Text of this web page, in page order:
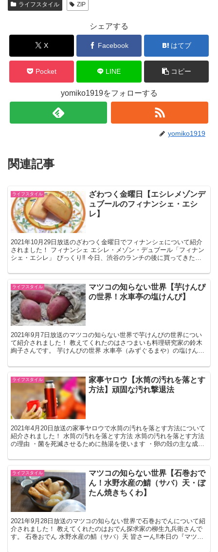
ライフスタイル ZIP
シェアする
X Facebook はてブ
Pocket LINE コピー
yomiko1919をフォローする
yomiko1919
関連記事
ライフスタイル
ざわつく金曜日【エシレメゾンデ
ュブールのフィナンシェ・エシ
レ】
2021年10月29日放送のざわつく金曜日でフィナンシェについて紹介
されました！ フィナンシェ エシレ・メゾン・デュブール「フィナン
シェ・エシレ」 びっくり‼️ 今日、渋谷のランチの後に買ってきたよ
ライフスタイル
マツコの知らない世界【芋けんぴ
の世界！水車亭の塩けんぴ】
2021年9月7日放送のマツコの知らない世界で芋けんぴの世界につい
て紹介されました！ 教えてくれたのはさつまいも料理研究家の鈴木
絢子さんです。 芋けんぴの世界 水車亭（みずぐるまや）の塩けんぴ
ライフスタイル
家事ヤロウ【水筒の汚れを落とす
方法】頑固な汚れ撃退法
2021年4月20日放送の家事ヤロウで水筒の汚れを落とす方法について
紹介されました！ 水筒の汚れを落とす方法 水筒の汚れを落とす方法
の理由 ・菌を死滅させるために熱湯を使います ・卵の殻の主な成分
ライフスタイル
マツコの知らない世界【石巻おで
ん！水野水産の鯖（サバ）天・ぼ
たん焼きちくわ】
2021年9月28日放送のマツコの知らない世界で石巻おでんについて紹
介されました！ 教えてくれたのはおでん探求家の柳生九兵衛さんで
す。 石巻おでん 水野水産の鯖（サバ）天 皆さーん‼️本日の『マツコ